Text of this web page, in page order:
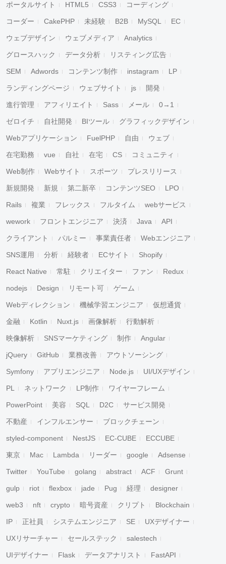
ポータルサイト HTML5 CSS3 コーディング
コーダー CakePHP 未経験 B2B MySQL EC
ウェブデザイン ウェブメディア Analytics
グロースハック データ分析 リスティング広告
SEM Adwords コンテンツ制作 instagram LP
ランディングページ ウェブサイト js 開発
進行管理 アフィリエイト Sass メール 0→1
ゼロイチ 自社開発 BIツール グラフィックデザイン
Webアプリケーション FuelPHP 自由 ウェブ
在宅勤務 vue 自社 在宅 CS コミュニティ
Web制作 Webサイト スポーツ プレスリリース
新規開発 新規 第二新卒 コンテンツSEO LPO
Rails 複業 フレックス フルタイム webサービス
wework フロントエンジニア 決済 Java API
クライアント パルミー 事業責任者 Webエンジニア
SNS運用 分析 経験者 ECサイト Shopify
React Native 常駐 クリエイター ファン Redux
nodejs Design リモート可 ゲーム
Webディレクション 機械学習エンジニア 仮想通貨
金融 Kotlin Nuxt.js 画像解析 行動解析
映像解析 SNSマーケティング 制作 Angular
jQuery GitHub 業務改善 アウトソーシング
Symfony アプリエンジニア Node.js UI/UXデザイン
PL ネットワーク LP制作 ワイヤーフレーム
PowerPoint 美容 SQL D2C サービス開発
不動産 インフルエンサー ブロックチェーン
styled-component NestJS EC-CUBE ECCUBE
東京 Mac Lambda リーダー google Adsense
Twitter YouTube golang abstract ACF Grunt
gulp riot flexbox jade Pug 経理 designer
web3 nft crypto 暗号資産 クリプト Blockchain
IP 正社員 システムエンジニア SE UXデザイナー
UXリサーチャー セールステック salestech
UIデザイナー Flask データアナリスト FastAPI